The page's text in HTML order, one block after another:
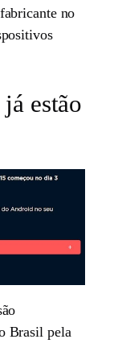
no
estão
Brasil pela